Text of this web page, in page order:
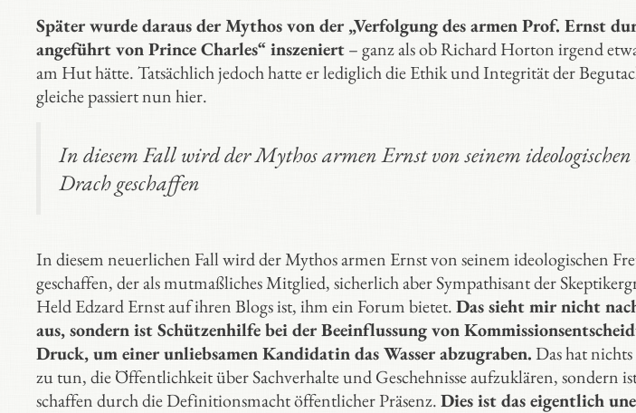
Später wurde daraus der Mythos von der „Verfolgung des armen Prof. Ernst
angeführt von Prince Charles“ inszeniert– ganz als ob Richard Horton irgend
am Hut hätte. Tatsächlich jedoch hatte er lediglich die Ethik und Integrität der
gleiche passiert nun hier.
In diesem Fall wird der Mythos armen Ernst von seinem ideologischen
Drach geschaffen
In diesem neuerlichen Fall wird der Mythos armen Ernst von seinem ideologischen
geschaffen, der als mutmaßliches Mitglied, sicherlich aber Sympathisant der
Held Edzard Ernst auf ihren Blogs ist, ihm ein Forum bietet.Das sieht mir nicht
aus, sondern ist Schützenhilfe bei der Beeinflussung von
Druck, um einer unliebsamen Kandidatin das Wasser abzugraben.Das hat
zu tun, die Öffentlichkeit über Sachverhalte und Geschehnisse aufzuklären, sondern
schaffen durch die Definitionsmacht öffentlicher Präsenz.Dies ist das eigentlich